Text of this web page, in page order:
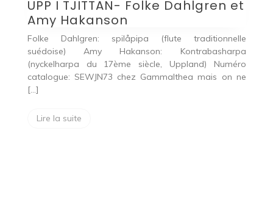
UPP I TJITTAN- Folke Dahlgren et
Amy Hakanson
Folke Dahlgren: spilåpipa (flute traditionnelle
suédoise) Amy Hakanson: Kontrabasharpa
(nyckelharpa du 17ème siècle, Uppland) Numéro
catalogue: SEWJN73 chez Gammalthea mais on ne
[…]
Lire la suite